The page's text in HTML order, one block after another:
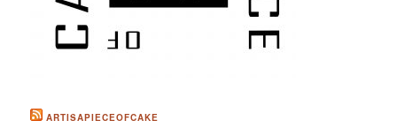
ARTISAPIECEOFCAKE